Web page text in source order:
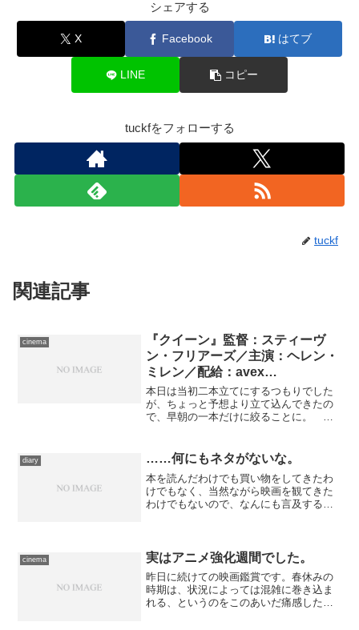
シェアする
X Facebook はてブ
LINE コピー
tuckfをフォローする
tuckf
関連記事
cinema
『クイーン』監督：スティーヴ
ン・フリアーズ／主演：ヘレン・
ミレン／配給：avex
entertainment
本日は当初二本立てにするつもりでした
が、ちょっと予想より立て込んできたの
で、早朝の一本だけに絞ることに。 訪
なかでひとり涙を見せなかったその人の
行動と真意とを追い、ヘ...
diary ……何にもネタがないな。
本を読んだわけでも買い物をしてきたわ
けでもなく、当然ながら映画を観てきた
わけでもないので、なんにも言及するネ
り道すらせずに。だから本...
cinema 実はアニメ強化週間でした。
昨日に続けての映画鑑賞です。春休みの
時期は、状況によっては混雑に巻き込ま
れる、というのをこのあいだ痛感したの